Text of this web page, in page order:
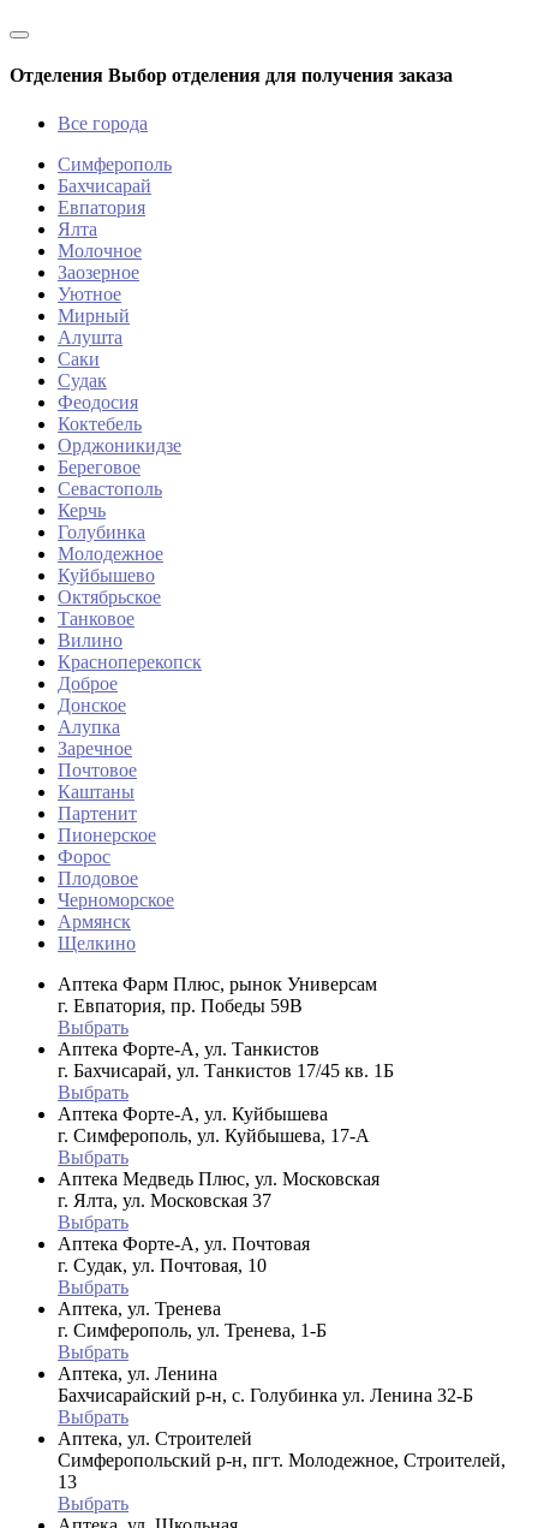
Отделения Выбор отделения для получения заказа
Все города
Симферополь
Бахчисарай
Евпатория
Ялта
Молочное
Заозерное
Уютное
Мирный
Алушта
Саки
Судак
Феодосия
Коктебель
Орджоникидзе
Береговое
Севастополь
Керчь
Голубинка
Молодежное
Куйбышево
Октябрьское
Танковое
Вилино
Красноперекопск
Доброе
Донское
Алупка
Заречное
Почтовое
Каштаны
Партенит
Пионерское
Форос
Плодовое
Черноморское
Армянск
Щелкино
Аптека Фарм Плюс, рынок Универсам
г. Евпатория, пр. Победы 59В
Выбрать
Аптека Форте-А, ул. Танкистов
г. Бахчисарай, ул. Танкистов 17/45 кв. 1Б
Выбрать
Аптека Форте-А, ул. Куйбышева
г. Симферополь, ул. Куйбышева, 17-А
Выбрать
Аптека Медведь Плюс, ул. Московская
г. Ялта, ул. Московская 37
Выбрать
Аптека Форте-А, ул. Почтовая
г. Судак, ул. Почтовая, 10
Выбрать
Аптека, ул. Тренева
г. Симферополь, ул. Тренева, 1-Б
Выбрать
Аптека, ул. Ленина
Бахчисарайский р-н, с. Голубинка ул. Ленина 32-Б
Выбрать
Аптека, ул. Строителей
Симферопольский р-н, пгт. Молодежное, Строителей,
13
Выбрать